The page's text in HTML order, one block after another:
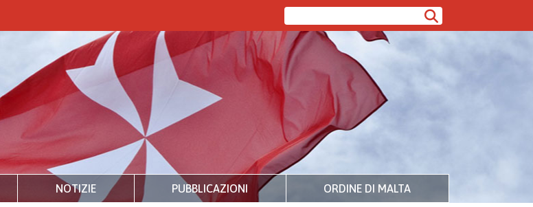
NOTIZIE PUBBLICAZIONI ORDINE DI MALTA